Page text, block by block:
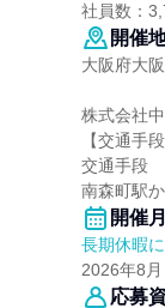
社員数：
開催
大阪府大
株式会社
【交通手段
交通手段
南森町駅
開催月
長期休暇
2026年8月
応募